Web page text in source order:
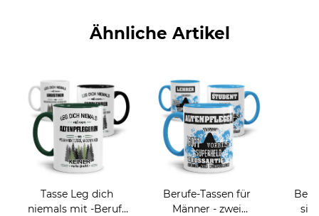
Ähnliche Artikel
Tasse Leg dich
niemals mit -Beruf-
Berufe-Tassen für
Männer - zwei